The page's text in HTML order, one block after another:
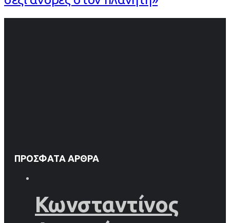
ΠΡΌΣΦΑΤΑ ΆΡΘΡΑ
Κωνσταντίνος